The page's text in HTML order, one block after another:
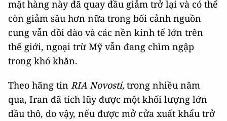
mặt hàng này đã quay đầu giảm trở lại và có thể
còn giảm sâu hơn nữa trong bối cảnh nguồn
cung vẫn dồi dào và các nền kinh tế lớn trên
thế giới, ngoại trừ Mỹ vẫn đang chìm ngập
trong khó khăn.
Theo hãng tin RIA Novosti, trong nhiều năm
qua, Iran đã tích lũy được một khối lượng lớn
dầu thô, do vậy, nếu được mở cửa xuất khẩu trở